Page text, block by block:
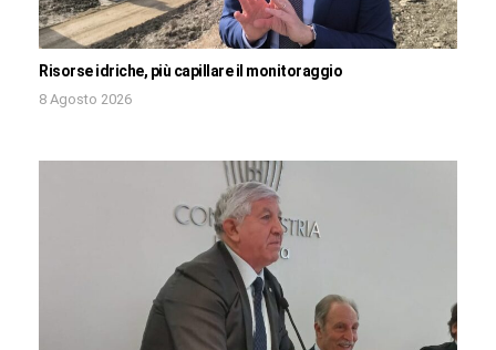
Risorse idriche, più capillare il monitoraggio
8 Agosto 2026